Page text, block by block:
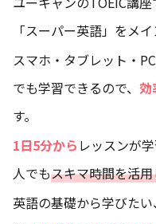
「スーパー英語」をメ
スマホ・タブレット・
でも学習できるので、 効
す。
1日5分から レッスンが
人でもスキマ時間を活
英語の基礎から学びた